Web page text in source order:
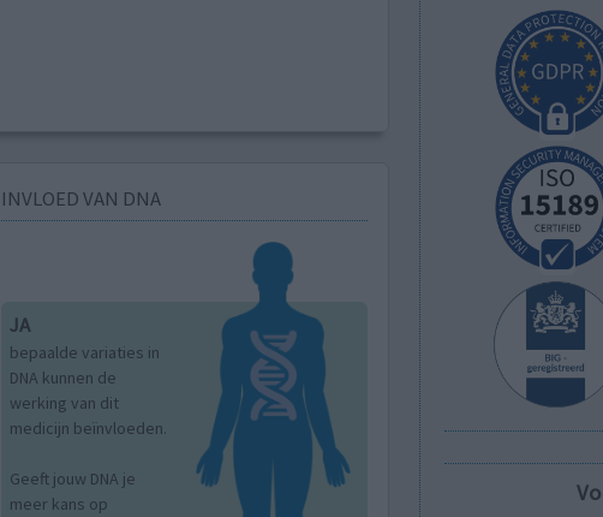
INVLOED VAN DNA
JA
bepaalde variaties in
DNA kunnen de
werking van dit
medicijn beïnvloeden.
Geeft jouw DNA je
meer kans op